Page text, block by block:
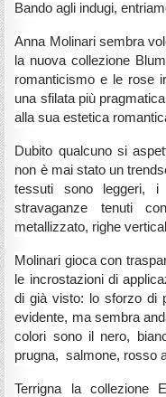
Bando agli indugi,
Anna Molinari sembra
la nuova collezione
romanticismo e le rose
una sfilata più
alla sua estetica
Dubito qualcuno si
non è mai stato un
tessuti sono leggeri,
stravaganze tenuti
metallizzato, righe
Molinari gioca con
le incrostazioni di
di già visto: lo sforzo di
evidente, ma sembra
colori sono il nero,
prugna, salmone, rosso
Terrigna la collezione